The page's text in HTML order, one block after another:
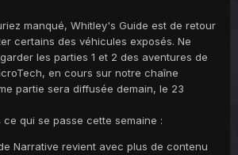
manqué, Whitley's Guide est de retour
certains des véhicules exposés. Ne
les parties 1 et 2 des aventures de
en cours sur notre chaîne
partie sera diffusée demain, le 23
qui se passe cette semaine :
Narrative revient avec plus de contenu